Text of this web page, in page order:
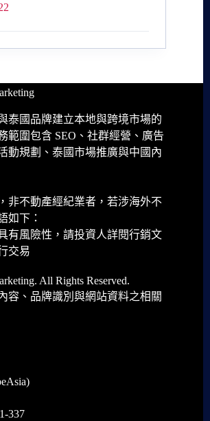
泰國品牌建立本地與跨境市場的
範圍包含 SEO、社群經營、廣告
動規劃、泰國市場推廣與中國內
非不動產經紀業者，若涉海外不
如下：
有風險性，請投資人詳閱行銷文
交易
All Rights Reserved.
容、品牌識別與網站資料之相關
337